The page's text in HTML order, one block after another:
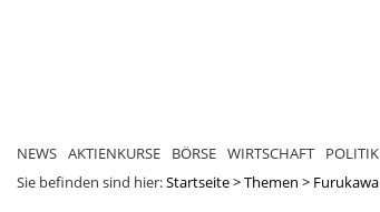
NEWS AKTIENKURSE BÖRSE WIRTSCHAFT POLITIK
Sie befinden sind hier:Startseite>Themen > Furukawa